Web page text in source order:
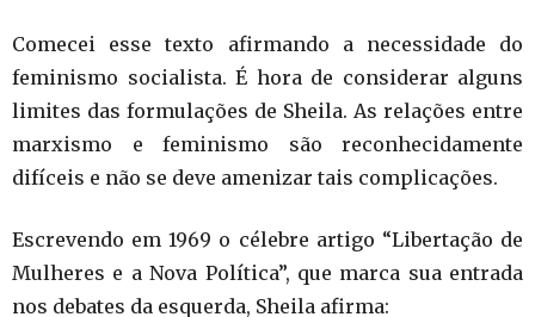
Comecei esse texto afirmando a necessidade do
feminismo socialista. É hora de considerar alguns
limites das formulações de Sheila. As relações entre
marxismo e feminismo são reconhecidamente
difíceis e não se deve amenizar tais complicações.
Escrevendo em 1969 o célebre artigo “Libertação de
Mulheres e a Nova Política”, que marca sua entrada
nos debates da esquerda, Sheila afirma: